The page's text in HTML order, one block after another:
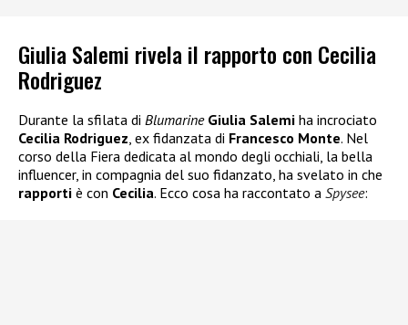
Giulia Salemi rivela il rapporto con Cecilia
Rodriguez
Durante la sfilata di Blumarine Giulia Salemi ha incrociato
Cecilia Rodriguez , ex fidanzata di Francesco Monte. Nel
corso della Fiera dedicata al mondo degli occhiali, la bella
influencer, in compagnia del suo fidanzato, ha svelato in che
rapporti è con Cecilia. Ecco cosa ha raccontato a Spysee: